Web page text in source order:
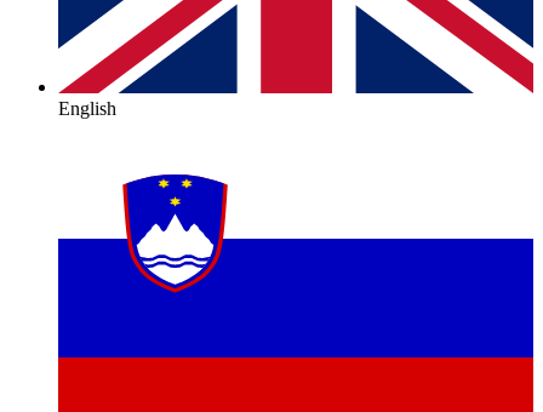
English